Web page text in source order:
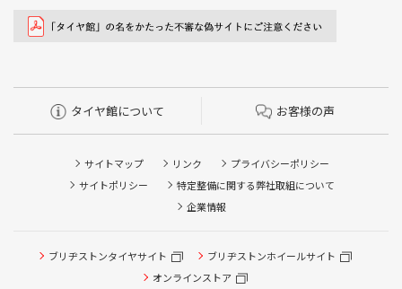
タイヤ館について お客様の声
サイトマップ リンク
プライバシーポリシー
サイトポリシー
特定整備に関する弊社取組について
企業情報
ブリヂストンタイヤサイト
ブリヂストンホイールサイト
オンラインストア
タイヤ点検・安全点検/タイヤ履き替え/オイル交換/その他
ピット作業の予約